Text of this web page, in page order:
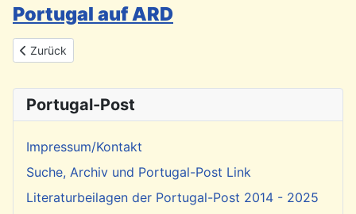
Portugal auf ARD
Vorheriger Beitrag: Aktuelle Radiosendungen im
Zurück
Portugal-Post
Impressum/Kontakt
Suche, Archiv und Portugal-Post Link
Literaturbeilagen der Portugal-Post 2014 - 2025